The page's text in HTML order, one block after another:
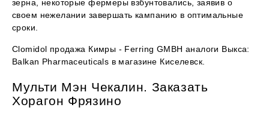
зерна, некоторые фермеры взбунтовались, заявив о
своем нежелании завершать кампанию в оптимальные
сроки.
Clomidol продажа Кимры - Ferring GMBH аналоги Выкса:
Balkan Pharmaceuticals в магазине Киселевск.
Мульти Мэн Чекалин. Заказать
Хорагон Фрязино